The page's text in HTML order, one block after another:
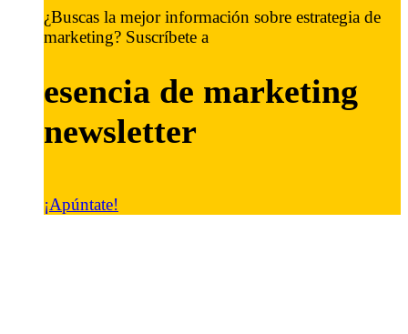
¿Buscas la mejor información sobre estrategia de
marketing? Suscríbete a
esencia de marketing
newsletter
¡Apúntate!